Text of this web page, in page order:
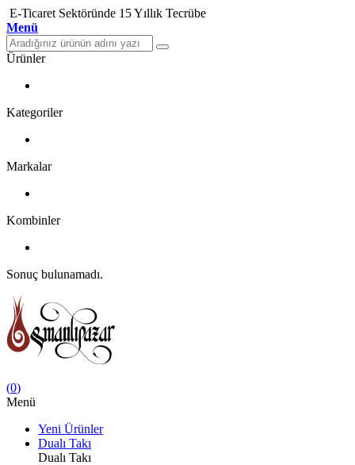
E-Ticaret Sektöründe 15 Yıllık Tecrübe
Menü
Ürünler
Kategoriler
Markalar
Kombinler
Sonuç bulunamadı.
(0)
Menü
Yeni Ürünler
Dualı Takı
Dualı Takı